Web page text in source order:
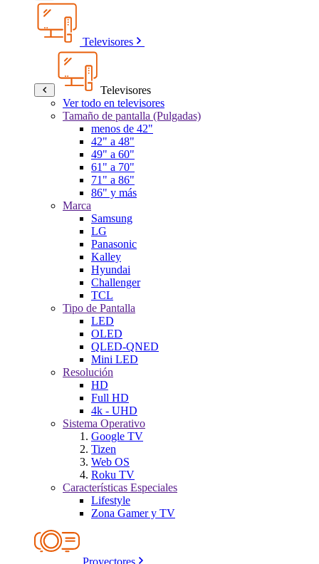
Televisores
Televisores
Ver todo en televisores
Tamaño de pantalla (Pulgadas)
menos de 42"
42" a 48"
49" a 60"
61" a 70"
71" a 86"
86" y más
Marca
Samsung
LG
Panasonic
Kalley
Hyundai
Challenger
TCL
Tipo de Pantalla
LED
OLED
QLED-QNED
Mini LED
Resolución
HD
Full HD
4k - UHD
Sistema Operativo
Google TV
Tizen
Web OS
Roku TV
Características Especiales
Lifestyle
Zona Gamer y TV
Proyectores